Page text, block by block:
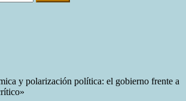
y polarización política: el gobierno frente a